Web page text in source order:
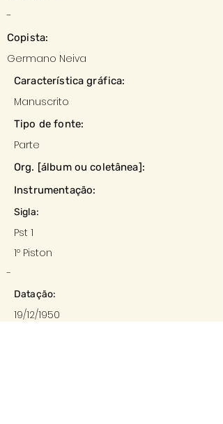
-
Copista:
Germano Neiva
Característica gráfica:
Manuscrito
Tipo de fonte:
Parte
Org. [álbum ou coletânea]:
Instrumentação:
Sigla:
Pst 1
1º Piston
-
Datação:
19/12/1950